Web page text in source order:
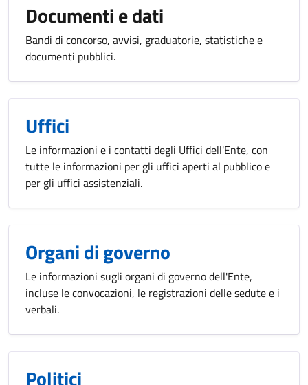
Documenti e dati
Bandi di concorso, avvisi, graduatorie, statistiche e
documenti pubblici.
Uffici
Le informazioni e i contatti degli Uffici dell'Ente, con
tutte le informazioni per gli uffici aperti al pubblico e
per gli uffici assistenziali.
Organi di governo
Le informazioni sugli organi di governo dell'Ente,
incluse le convocazioni, le registrazioni delle sedute e i
verbali.
Politici